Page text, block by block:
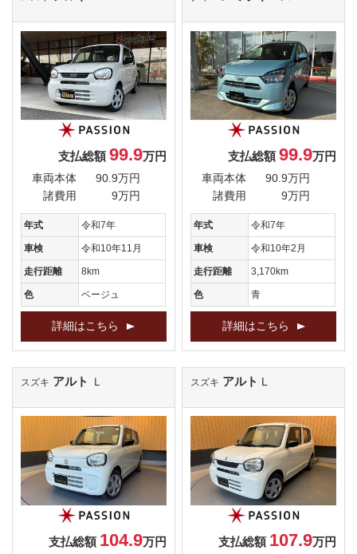
支払総額 99.9万円
車両本体
90.9万円
諸費用
9万円
年式 令和7年
車検 令和10年11月
走行距離 8km
色 ベージュ
詳細はこちら
支払総額 99.9万円
車両本体
90.9万円
諸費用
9万円
年式 令和7年
車検 令和10年2月
走行距離 3,170km
色 青
詳細はこちら
スズキ アルト Ｌ
支払総額 104.9万円
スズキ アルト L
支払総額 107.9万円